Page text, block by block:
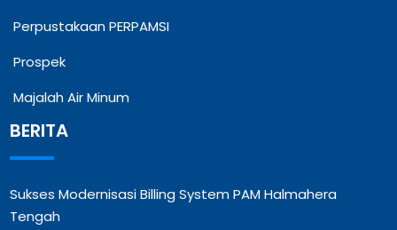
Perpustakaan PERPAMSI
Prospek
Majalah Air Minum
BERITA
Sukses Modernisasi Billing System PAM Halmahera
Tengah